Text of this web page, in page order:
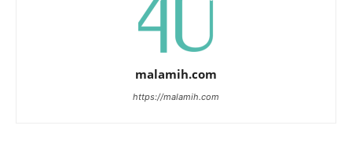
malamih.com
https://malamih.com